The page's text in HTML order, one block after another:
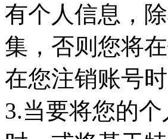
有个人信息，
集，否则您将
在您注销账号
3.当要将您的